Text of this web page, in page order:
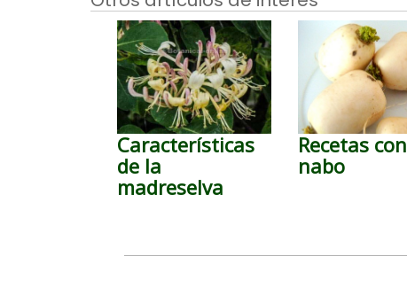
Características
de la
madreselva
Recetas con
nabo